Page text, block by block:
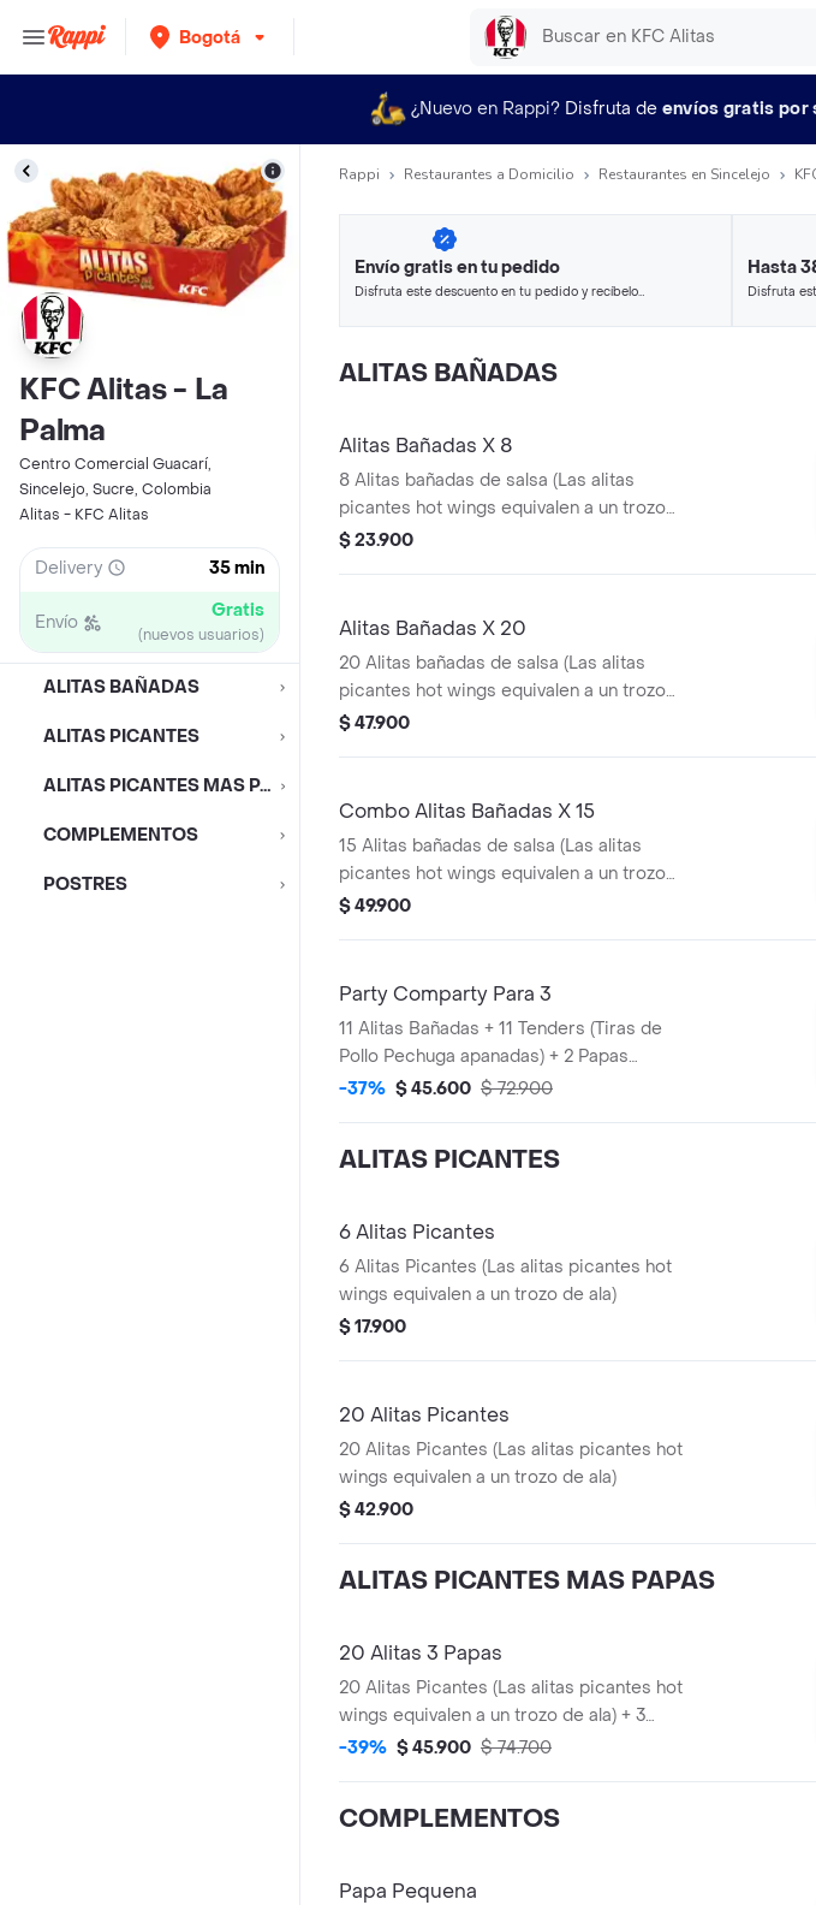
Bogotá
¿Nuevo en Rappi? Disfruta de envíos gratis por
KFC Alitas - La
Palma
Centro Comercial Guacarí,
Sincelejo, Sucre, Colombia
Alitas - KFC Alitas
Delivery 35 min
Envío Gratis
(nuevos usuarios)
ALITAS BAÑADAS
ALITAS PICANTES
ALITAS PICANTES MAS PAPAS
COMPLEMENTOS
POSTRES
Rappi Restaurantes a Domicilio Restaurantes en Sincelejo
Envío gratis en tu pedido
Disfruta este descuento en tu pedido y recíbelo
Hasta
Disfruta
ALITAS BAÑADAS
Alitas Bañadas X 8
8 Alitas bañadas de salsa (Las alitas
picantes hot wings equivalen a un trozo
de ala)
$ 23.900
Alitas Bañadas X 20
20 Alitas bañadas de salsa (Las alitas
picantes hot wings equivalen a un trozo
de ala)
$ 47.900
Combo Alitas Bañadas X 15
15 Alitas bañadas de salsa (Las alitas
picantes hot wings equivalen a un trozo
de ala) + 2 Papa Pequeña + 2 Gaseosa Pet
$ 49.900
Party Comparty Para 3
11 Alitas Bañadas + 11 Tenders (Tiras de
Pollo Pechuga apanadas) + 2 Papas
Pequeñas + 1 Balde de Salsa 100g
-37% $ 45.600 $ 72.900
ALITAS PICANTES
6 Alitas Picantes
6 Alitas Picantes (Las alitas picantes hot
wings equivalen a un trozo de ala)
$ 17.900
20 Alitas Picantes
20 Alitas Picantes (Las alitas picantes hot
wings equivalen a un trozo de ala)
$ 42.900
ALITAS PICANTES MAS PAPAS
20 Alitas 3 Papas
20 Alitas Picantes (Las alitas picantes hot
wings equivalen a un trozo de ala) + 3
Papas Pequeñas
-39% $ 45.900 $ 74.700
COMPLEMENTOS
Papa Pequena